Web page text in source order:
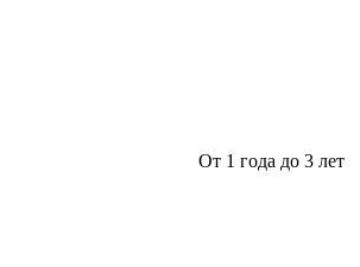
От 1 года до 3 лет